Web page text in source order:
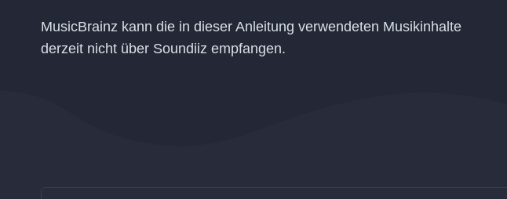
MusicBrainz kann die in dieser Anleitung verwendeten Musikinhalte
derzeit nicht über Soundiiz empfangen.